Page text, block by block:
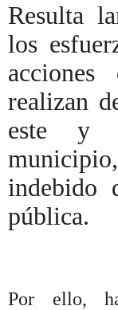
Resulta
los
realizan
este y
indebido
pública.
Por ello,